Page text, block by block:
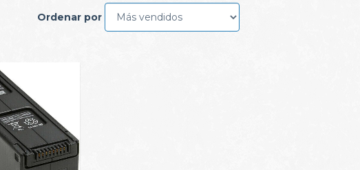
Ordenar por